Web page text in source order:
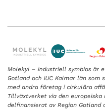
Molekyl – industriell symbios är
Gotland och IUC Kalmar län som
med andra företag i cirkulära
Tillväxtverket via den
delfinansierat av Region Gotland